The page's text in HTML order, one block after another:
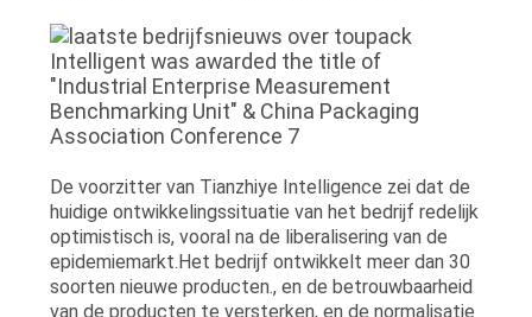
De voorzitter van Tianzhiye Intelligence zei dat de
huidige ontwikkelingssituatie van het bedrijf redelijk
optimistisch is, vooral na de liberalisering van de
epidemiemarkt.Het bedrijf ontwikkelt meer dan 30
soorten nieuwe producten., en de betrouwbaarheid
van de producten te versterken, en de normalisatie